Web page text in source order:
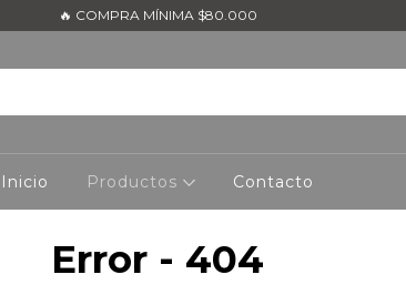
🔥 COMPRA MÍNIMA $80.000
Inicio Productos Contacto
Error - 404